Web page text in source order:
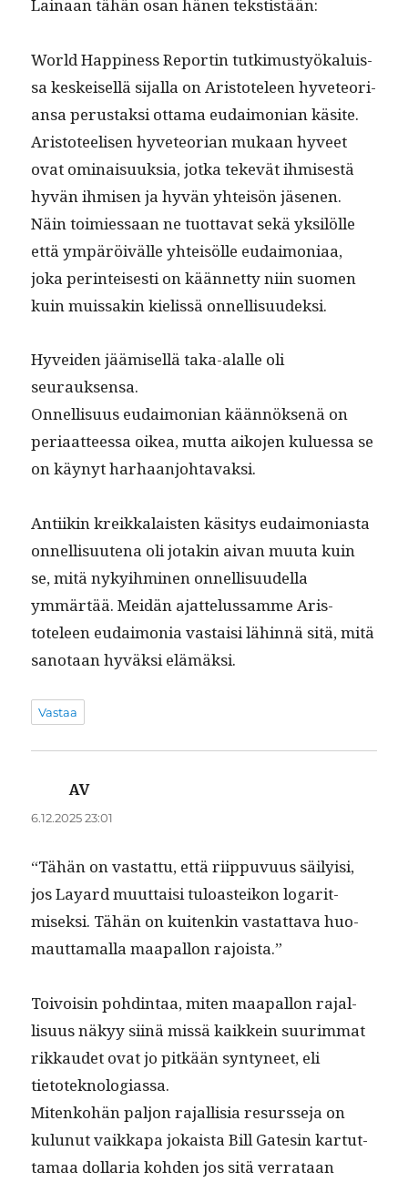
Lainaan tähän osan hänen tekstistään:
World Hap­pi­ness Reportin tutkimustyökaluis­
sa keskeisel­lä sijal­la on Aris­toteleen hyveteo­ri­
ansa perus­tak­si otta­ma eudai­mon­ian käsite.
Aris­to­teelisen hyveteo­ri­an mukaan hyveet
ovat omi­naisuuk­sia, jot­ka tekevät ihmis­es­tä
hyvän ihmisen ja hyvän yhteisön jäse­nen.
Näin toimies­saan ne tuot­ta­vat sekä yksilölle
että ympäröivälle yhteisölle eudai­mo­ni­aa,
joka per­in­teis­es­ti on kään­net­ty niin suomen
kuin muis­sakin kielis­sä onnellisuudeksi.
Hyvei­den jäämisel­lä taka-alalle oli
seurauksensa.
Onnel­lisu­us eudai­mon­ian kään­nök­senä on
peri­aat­teessa oikea, mut­ta aiko­jen kulues­sa se
on käynyt harhaanjohtavaksi.
Anti­ikin kreikkalais­ten käsi­tys eudai­mo­ni­as­ta
onnel­lisuute­na oli jotakin aivan muu­ta kuin
se, mitä nyky­ih­mi­nen onnel­lisu­udel­la
ymmärtää. Mei­dän ajat­telus­samme Aris­
toteleen eudai­mo­nia vas­taisi lähin­nä sitä, mitä
san­o­taan hyväk­si elämäksi.
Vastaa
AVsanoo:
6.12.2025 23:01
“Tähän on vas­tat­tu, että riip­pu­vu­us säi­ly­isi,
jos Layard muut­taisi tuloast­eikon log­a­r­it­
misek­si. Tähän on kuitenkin vas­tat­ta­va huo­
maut­ta­mal­la maa­pal­lon rajoista.”
Toivoisin pohd­in­taa, miten maa­pal­lon rajal­
lisu­us näkyy siinä mis­sä kaikkein suurim­mat
rikkaudet ovat jo pitkään syn­tyneet, eli
tietoteknologiassa.
Mitenko­hän paljon rajal­lisia resursse­ja on
kulunut vaikka­pa jokaista Bill Gatesin kar­tut­
ta­maa dol­lar­ia kohden jos sitä ver­rataan